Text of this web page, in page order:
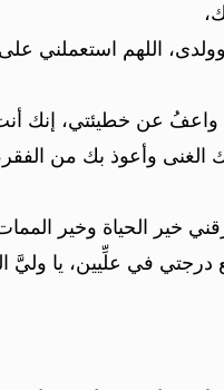
اللهم استعملني
واعفُ عن خطيئتي، إنك
الغنى وأعوذ بك من
خير الحياة وخير
في علِّيين، يا وليَّ